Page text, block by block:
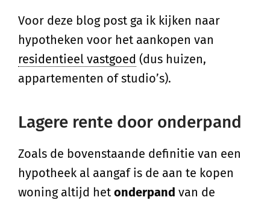
Voor deze blog post ga ik kijken naar
hypotheken voor het aankopen van
residentieel vastgoed (dus huizen,
appartementen of studio’s).
Lagere rente door onderpand
Zoals de bovenstaande definitie van een
hypotheek al aangaf is de aan te kopen
woning altijd het onderpand van de